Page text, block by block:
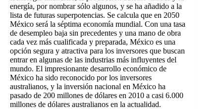
energía, por nombrar sólo algunos, y se ha añadido a la
lista de futuras superpotencias. Se calcula que en 2050
México será la séptima economía mundial. Con una tasa
de desempleo baja sin precedentes y una mano de obra
cada vez más cualificada y preparada, México es una
opción segura y atractiva para los inversores que buscan
entrar en algunas de las industrias más influyentes del
mundo. El impresionante desarrollo económico de
México ha sido reconocido por los inversores
australianos, y la inversión nacional en México ha
pasado de 200 millones de dólares en 2010 a casi 6.000
millones de dólares australianos en la actualidad.